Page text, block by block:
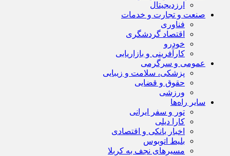
ارزدیجیتال
صنعت و تجارت و خدمات
فناوری
اقتصاد گردشگری
خودرو
کارآفرینی و بازاریابی
عمومی و سرگرمی
پزشکی، سلامت و زیبایی
حقوق و قضایی
ورزشی
سایر راه‌ها
تور و سفر ایرانی
کارا دیلی
اخبار بانکی و اقتصادی
بلیط اتوبوس
مسیرهای نجف به کربلا